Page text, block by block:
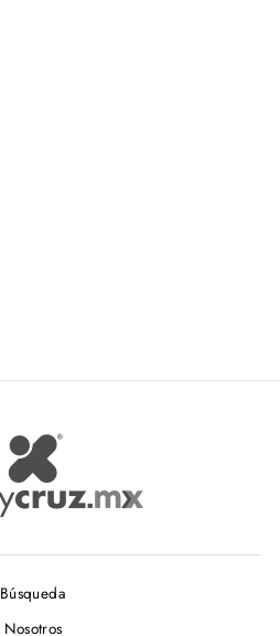
Búsqueda
Nosotros